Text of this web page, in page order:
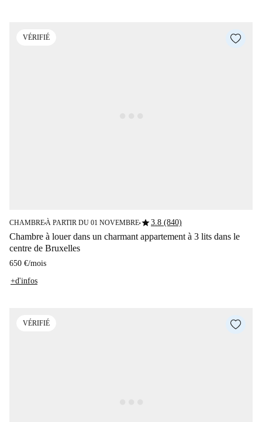
VÉRIFIÉ
CHAMBRE■À PARTIR DU 01 NOVEMBRE■star3.8 (840)
Chambre à louer dans un charmant appartement à 3 lits dans le
centre de Bruxelles
650 €/mois
+d'infos
VÉRIFIÉ